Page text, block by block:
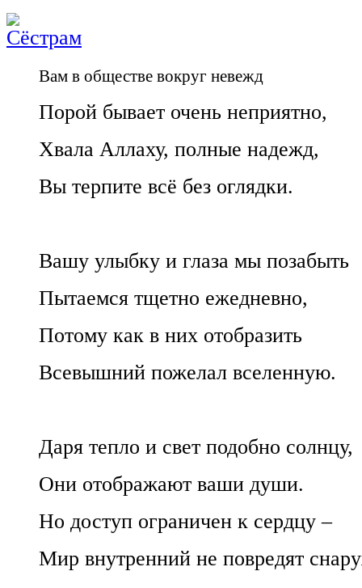
Вам в обществе вокруг невежд
Порой бывает очень неприятно,
Хвала Аллаху, полные надежд,
Вы терпите всё без оглядки.
Вашу улыбку и глаза мы позабыть
Пытаемся тщетно ежедневно,
Потому как в них отобразить
Всевышний пожелал вселенную.
Даря тепло и свет подобно солнцу,
Они отображают ваши души.
Но доступ ограничен к сердцу ‒
Мир внутренний не повредят